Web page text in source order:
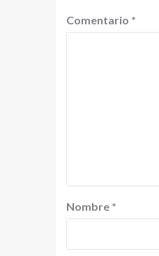
Comentario *
Nombre *